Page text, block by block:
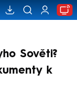
Sověti?
k